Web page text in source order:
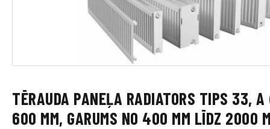
TĒRAUDA PANEĻA RADIATORS TIPS 33,
600 MM, GARUMS NO 400 MM LĪDZ 2000